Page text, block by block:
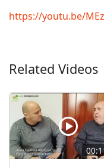
https://youtu.be/
Related Videos